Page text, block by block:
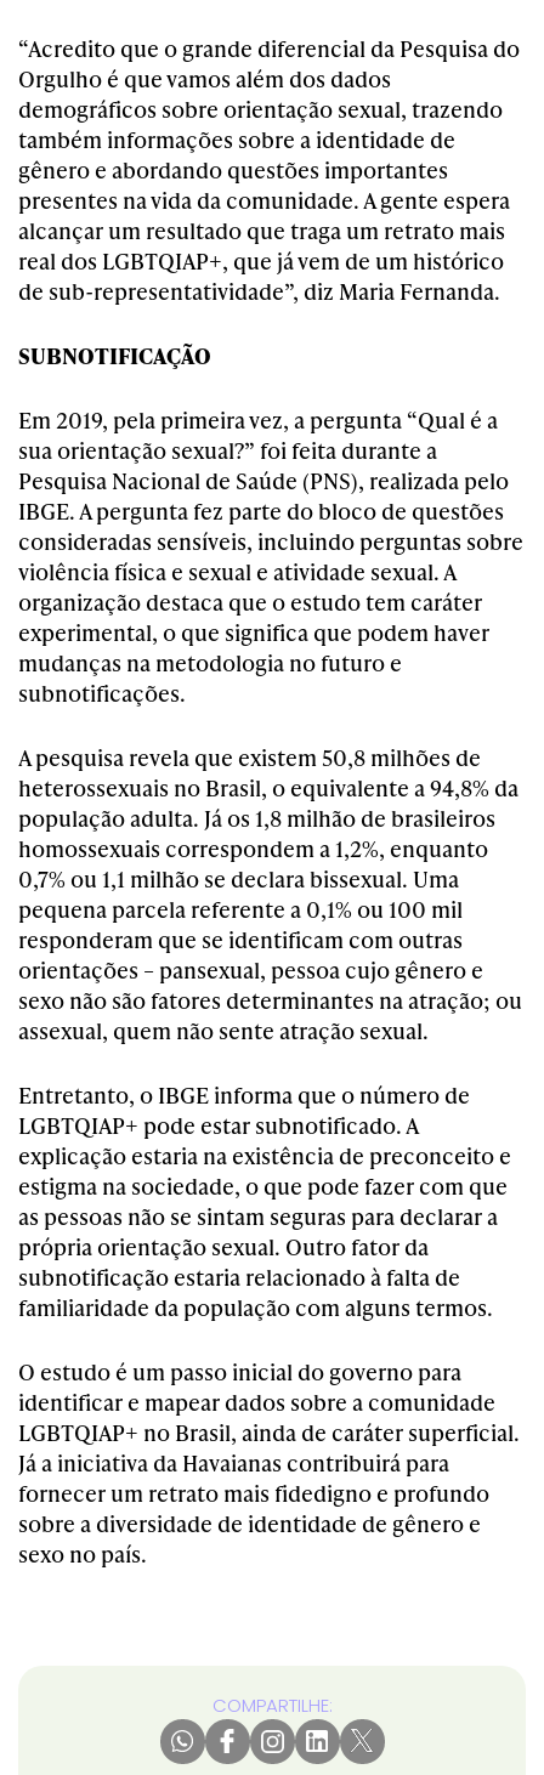
“Acredito que o grande diferencial da Pesquisa do
Orgulho é que vamos além dos dados
demográficos sobre orientação sexual, trazendo
também informações sobre a identidade de
gênero e abordando questões importantes
presentes na vida da comunidade. A gente espera
alcançar um resultado que traga um retrato mais
real dos LGBTQIAP+, que já vem de um histórico
de sub-representatividade”, diz Maria Fernanda.
SUBNOTIFICAÇÃO
Em 2019, pela primeira vez, a pergunta “Qual é a
sua orientação sexual?” foi feita durante a
Pesquisa Nacional de Saúde (PNS), realizada pelo
IBGE. A pergunta fez parte do bloco de questões
consideradas sensíveis, incluindo perguntas sobre
violência física e sexual e atividade sexual. A
organização destaca que o estudo tem caráter
experimental, o que significa que podem haver
mudanças na metodologia no futuro e
subnotificações.
A pesquisa revela que existem 50,8 milhões de
heterossexuais no Brasil, o equivalente a 94,8% da
população adulta. Já os 1,8 milhão de brasileiros
homossexuais correspondem a 1,2%, enquanto
0,7% ou 1,1 milhão se declara bissexual. Uma
pequena parcela referente a 0,1% ou 100 mil
responderam que se identificam com outras
orientações – pansexual, pessoa cujo gênero e
sexo não são fatores determinantes na atração; ou
assexual, quem não sente atração sexual.
Entretanto, o IBGE informa que o número de
LGBTQIAP+ pode estar subnotificado. A
explicação estaria na existência de preconceito e
estigma na sociedade, o que pode fazer com que
as pessoas não se sintam seguras para declarar a
própria orientação sexual. Outro fator da
subnotificação estaria relacionado à falta de
familiaridade da população com alguns termos.
O estudo é um passo inicial do governo para
identificar e mapear dados sobre a comunidade
LGBTQIAP+ no Brasil, ainda de caráter superficial.
Já a iniciativa da Havaianas contribuirá para
fornecer um retrato mais fidedigno e profundo
sobre a diversidade de identidade de gênero e
sexo no país.
COMPARTILHE: